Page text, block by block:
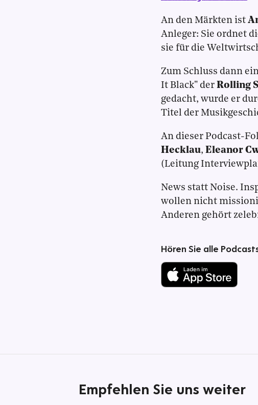
An den Märkten ist
Anleger: Sie ordnet
sie für die
Zum Schluss dann
It Black" der Rolling
gedacht, wurde er
Titel der
An dieser Podcast-
Hecklau, Eleanor
(Leitung
News statt Noise.
wollen nicht
Anderen gehört
Hören Sie alle
Empfehlen Sie uns weiter